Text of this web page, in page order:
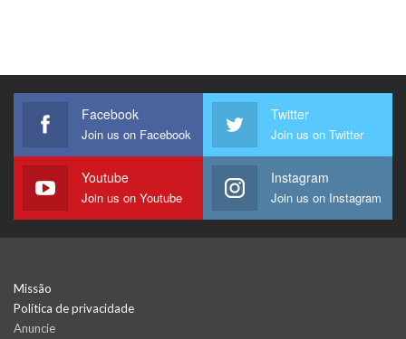
Facebook
Join us on Facebook
Twitter
Join us on Twitter
Youtube
Join us on Youtube
Instagram
Join us on Instagram
Missão
Política de privacidade
Anuncie